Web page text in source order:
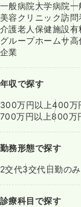
一般病院大学病院一
美容クリニック訪問
介護老人保健施設有
グループホームサ高
企業
年収で探す
300万円以上400万
700万円以上800万
勤務形態で探す
2交代3交代日勤のみ
診療科目で探す